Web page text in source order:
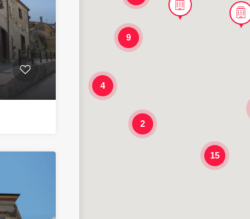
15
9
2
4